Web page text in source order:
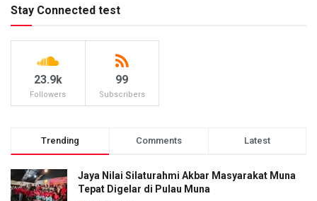
Stay Connected test
23.9k
Followers
99
Subscribers
Trending Comments Latest
Jaya Nilai Silaturahmi Akbar Masyarakat Muna
Tepat Digelar di Pulau Muna